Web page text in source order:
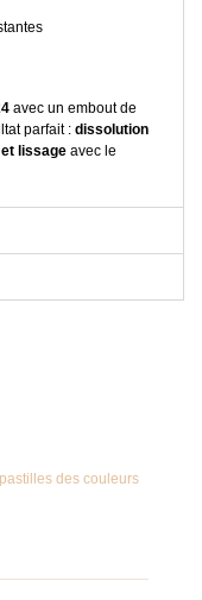
avec un embout de
parfait : dissolution
lissage avec le